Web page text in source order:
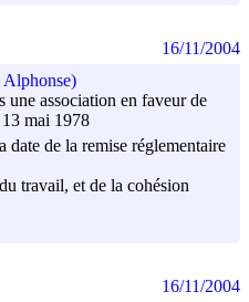
Alphonse)
une association en faveur de
mai 1978
date de la remise réglementaire
travail, et de la cohésion
16/11/2004
16/11/2004